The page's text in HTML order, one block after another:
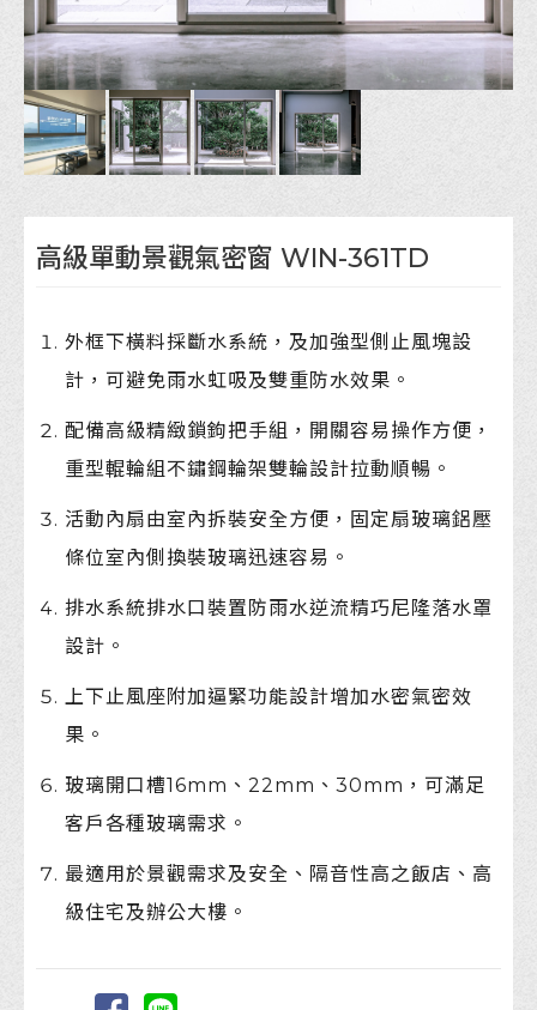
高級單動景觀氣密窗 WIN-361TD
外框下橫料採斷水系統，及加強型側止風塊設
計，可避免雨水虹吸及雙重防水效果。
配備高級精緻鎖鉤把手組，開關容易操作方便，
重型輥輪組不鏽鋼輪架雙輪設計拉動順暢。
活動內扇由室內拆裝安全方便，固定扇玻璃鋁壓
條位室內側換裝玻璃迅速容易。
排水系統排水口裝置防雨水逆流精巧尼隆落水罩
設計。
上下止風座附加逼緊功能設計增加水密氣密效
果。
玻璃開口槽16mm、22mm、30mm，可滿足
客戶各種玻璃需求。
最適用於景觀需求及安全、隔音性高之飯店、高
級住宅及辦公大樓。